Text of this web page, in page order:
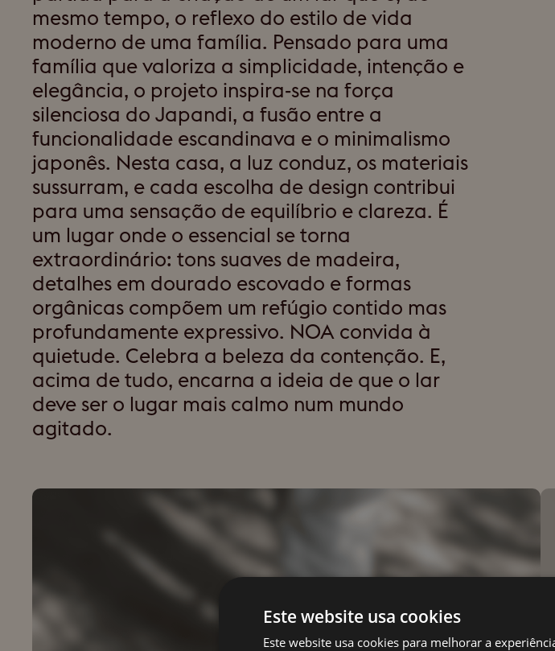
mesmo tempo, o reflexo do estilo de vida
moderno de uma família. Pensado para uma
família que valoriza a simplicidade, intenção e
elegância, o projeto inspira-se na força
silenciosa do Japandi, a fusão entre a
funcionalidade escandinava e o minimalismo
japonês. Nesta casa, a luz conduz, os materiais
sussurram, e cada escolha de design contribui
para uma sensação de equilíbrio e clareza. É
um lugar onde o essencial se torna
extraordinário: tons suaves de madeira,
detalhes em dourado escovado e formas
orgânicas compõem um refúgio contido mas
profundamente expressivo. NOA convida à
quietude. Celebra a beleza da contenção. E,
acima de tudo, encarna a ideia de que o lar
deve ser o lugar mais calmo num mundo
agitado.
Este website usa cookies
Este website usa cookies para melhorar a